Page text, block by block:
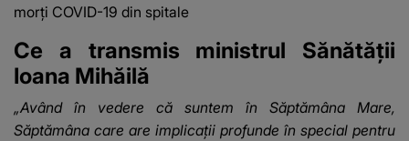
morți COVID-19 din spitale
Ce a transmis ministrul Sănătății
Ioana Mihăilă
„Având în vedere că suntem în Săptămâna Mare,
Săptămâna care are implicaţii profunde în special pentru